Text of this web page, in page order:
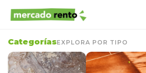
CategoríasEXPLORA POR TIPO